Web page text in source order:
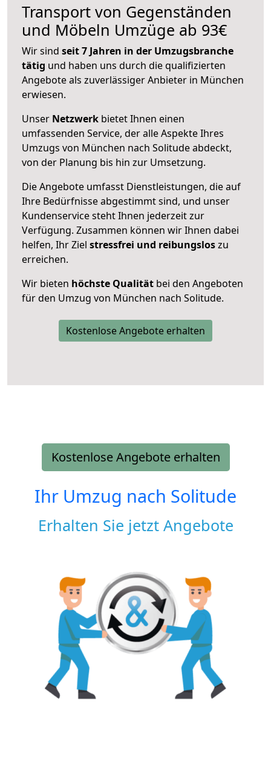
Transport von Gegenständen
und Möbeln Umzüge ab 93€
Wir sind seit 7 Jahren in der Umzugsbranche
tätig und haben uns durch die qualifizierten
Angebote als zuverlässiger Anbieter in München
erwiesen.
Unser Netzwerk bietet Ihnen einen
umfassenden Service, der alle Aspekte Ihres
Umzugs von München nach Solitude abdeckt,
von der Planung bis hin zur Umsetzung.
Die Angebote umfasst Dienstleistungen, die auf
Ihre Bedürfnisse abgestimmt sind, und unser
Kundenservice steht Ihnen jederzeit zur
Verfügung. Zusammen können wir Ihnen dabei
helfen, Ihr Ziel stressfrei und reibungsloszu
erreichen.
Wir bieten höchste Qualität bei den Angeboten
für den Umzug von München nach Solitude.
Kostenlose Angebote erhalten
Kostenlose Angebote erhalten
Ihr Umzug nach Solitude
Erhalten Sie jetzt Angebote